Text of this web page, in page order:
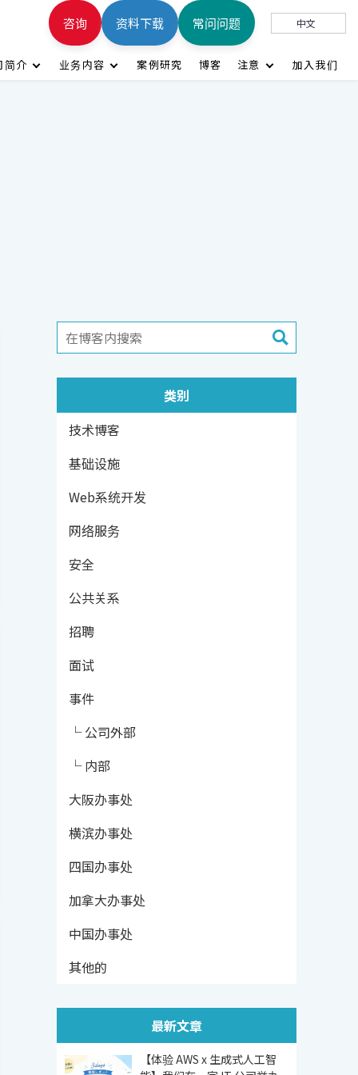
简介 业务内容 案例研究 博客 注意 加入我们
咨询 资料下载 常问问题 中文
类别
技术博客
基础设施
Web系统开发
网络服务
安全
公共关系
招聘
面试
事件
└ 公司外部
└ 内部
大阪办事处
横滨办事处
四国办事处
加拿大办事处
中国办事处
其他的
最新文章
【体验 AWS x 生成式人工智